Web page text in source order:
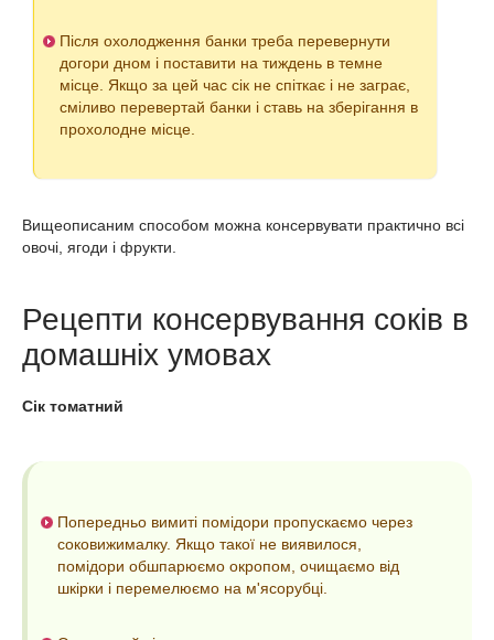
Після охолодження банки треба перевернути
догори дном і поставити на тиждень в темне
місце. Якщо за цей час сік не спіткає і не заграє,
сміливо перевертай банки і ставь на зберігання в
прохолодне місце.
Вищеописаним способом можна консервувати практично всі
овочі, ягоди і фрукти.
Рецепти консервування соків в
домашніх умовах
Сік томатний
Попередньо вимиті помідори пропускаємо через
соковижималку. Якщо такої не виявилося,
помідори обшпарюємо окропом, очищаємо від
шкірки і перемелюємо на м'ясорубці.